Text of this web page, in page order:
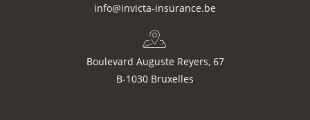
info@invicta-insurance.be
Boulevard Auguste Reyers, 67
B-1030 Bruxelles